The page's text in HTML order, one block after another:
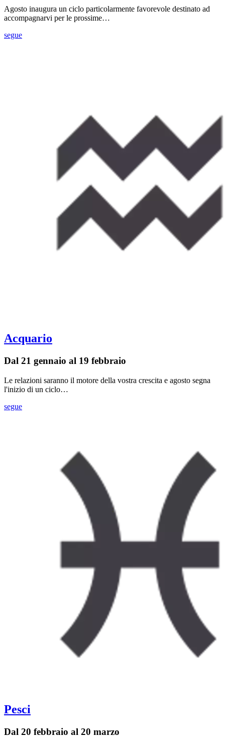
Agosto inaugura un ciclo particolarmente favorevole destinato ad
accompagnarvi per le prossime…
segue
Acquario
Dal 21 gennaio al 19 febbraio
Le relazioni saranno il motore della vostra crescita e agosto segna
l'inizio di un ciclo…
segue
Pesci
Dal 20 febbraio al 20 marzo